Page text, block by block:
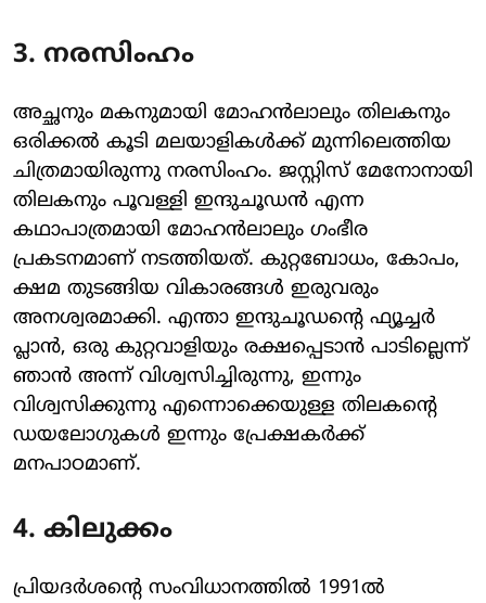
3. നരസിംഹം
അച്ഛനും മകനുമായി മോഹൻലാലും തിലകനും
ഒരിക്കൽ കൂടി മലയാളികൾക്ക് മുന്നിലെത്തിയ
ചിത്രമായിരുന്നു നരസിംഹം. ജസ്റ്റിസ് മേനോനായി
തിലകനും പൂവള്ളി ഇന്ദുചൂഡൻ എന്ന
കഥാപാത്രമായി മോഹൻലാലും ​ഗംഭീര
പ്രകടനമാണ് നടത്തിയത്. കുറ്റബോധം, കോപം,
ക്ഷമ തുടങ്ങിയ വികാരങ്ങൾ ഇരുവരും
അനശ്വരമാക്കി. എന്താ ഇന്ദുചൂഡന്റെ ഫ്യൂച്ചർ
പ്ലാൻ, ഒരു കുറ്റവാളിയും രക്ഷപ്പെടാൻ പാടില്ലെന്ന്
ഞാൻ അന്ന് വിശ്വസിച്ചിരുന്നു, ഇന്നും
വിശ്വസിക്കുന്നു എന്നൊക്കെയുള്ള തിലകന്റെ
ഡയലോ​ഗുകൾ ഇന്നും പ്രേക്ഷകർക്ക്
മനപാഠമാണ്.
4. കിലുക്കം
പ്രിയദർശന്റെ സംവിധാനത്തിൽ 1991ൽ